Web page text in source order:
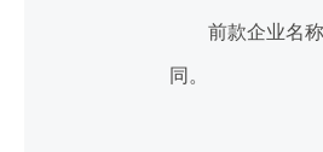
前款企业名称
同。